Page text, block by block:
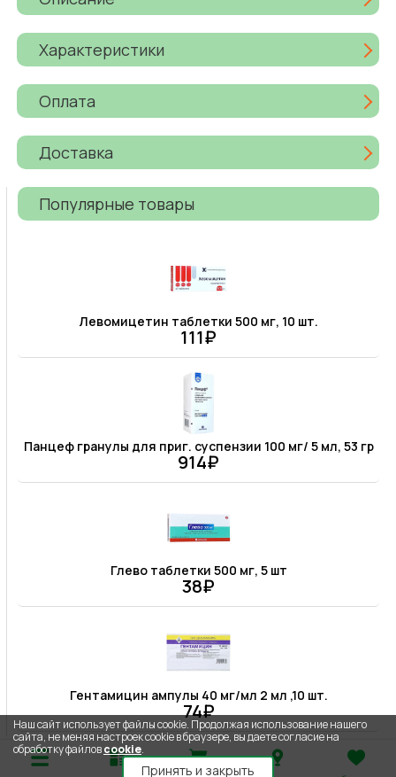
Характеристики
Оплата
Доставка
Популярные товары
Левомицетин таблетки 500 мг, 10 шт.
111₽
Панцеф гранулы для приг. суспензии 100 мг/ 5 мл, 53 гр
914₽
Глево таблетки 500 мг, 5 шт
38₽
Гентамицин ампулы 40 мг/мл 2 мл ,10 шт.
74₽
Наш сайт использует файлы cookie. Продолжая использование нашего
сайта, не меняя настроек cookie в браузере, вы даете согласие на
обработку файловcookie.
Принять и закрыть